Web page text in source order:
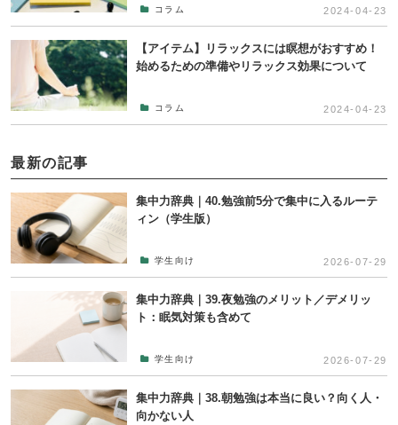
コラム 2024-04-23
【アイテム】リラックスには瞑想がおすすめ！
始めるための準備やリラックス効果について
コラム 2024-04-23
最新の記事
集中力辞典｜40.勉強前5分で集中に入るルーテ
ィン（学生版）
学生向け 2026-07-29
集中力辞典｜39.夜勉強のメリット／デメリッ
ト：眠気対策も含めて
学生向け 2026-07-29
集中力辞典｜38.朝勉強は本当に良い？向く人・
向かない人